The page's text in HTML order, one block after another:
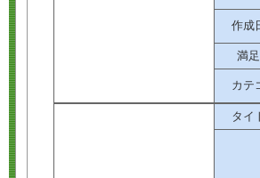
作成
満
カテ
タイ